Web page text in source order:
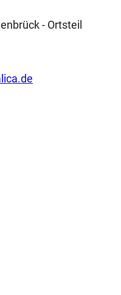
- Ortsteil